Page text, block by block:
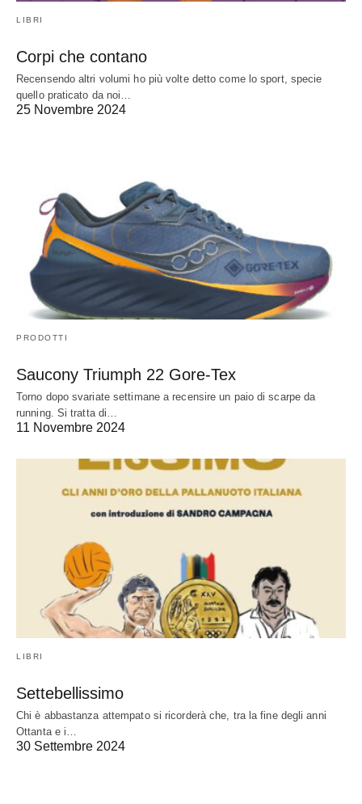
LIBRI
Corpi che contano
Recensendo altri volumi ho più volte detto come lo sport, specie
quello praticato da noi…
25 Novembre 2024
PRODOTTI
Saucony Triumph 22 Gore-Tex
Torno dopo svariate settimane a recensire un paio di scarpe da
running. Si tratta di…
11 Novembre 2024
LIBRI
Settebellissimo
Chi è abbastanza attempato si ricorderà che, tra la fine degli anni
Ottanta e i…
30 Settembre 2024